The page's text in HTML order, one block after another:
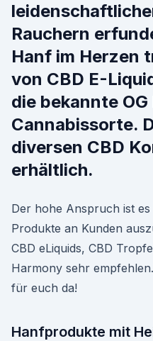
Rauchern
Hanf im Herzen
von CBD E-
die bekannte OG
Cannabissorte.
diversen CBD
erhältlich.
Der hohe Anspruch ist
Produkte an Kunden
CBD eLiquids, CBD
Harmony sehr
für euch da!
Hanfprodukte mit